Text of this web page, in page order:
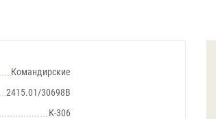
Командирские
2415.01/30698В
К-306